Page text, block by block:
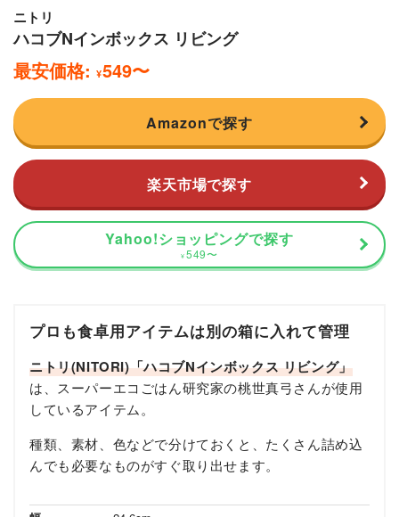
ニトリ
ハコブNインボックス リビング
最安価格: ¥549〜
Amazonで探す
楽天市場で探す
Yahoo!ショッピングで探す
¥ 549〜
プロも食卓用アイテムは別の箱に入れて管理
ニトリ(NITORI)「ハコブNインボックス リビング」
は、スーパーエコごはん研究家の桃世真弓さんが使用
しているアイテム。
種類、素材、色などで分けておくと、たくさん詰め込
んでも必要なものがすぐ取り出せます。